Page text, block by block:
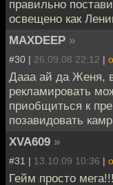
правильно
освещено как
MAXDEEP »
#30 | 26.09.08 22:12 |
Дааа ай да Женя,
рекламировать
приобщиться к
позавидовать
XVA609 »
#31 | 13.10.09 10:36 |
Гейм просто мега!!!